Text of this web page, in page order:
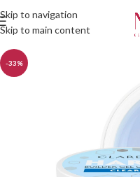
Skip to navigation
Skip to main content
-33%